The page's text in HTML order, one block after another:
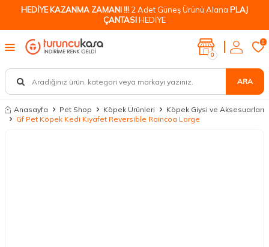
HEDİYE KAZANMA ZAMANI !!! 2 Adet Güneş Ürünü Alana PLAJ
ÇANTASIHEDİYE
ARA
0
0
Anasayfa Pet Shop Köpek Ürünleri
Köpek Giysi ve Aksesuarları
Gf Pet Köpek Kedi Kıyafet Reversible Raincoa Large